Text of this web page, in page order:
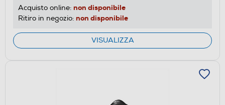
Acquisto online: non disponibile
Ritiro in negozio: non disponibile
VISUALIZZA